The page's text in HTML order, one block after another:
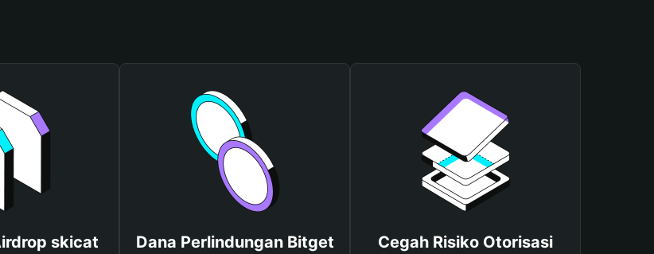
skicat
Dana Perlindungan Bitget
Cegah Risiko Otorisasi